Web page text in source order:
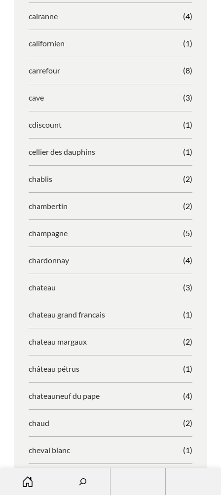
cairanne (4)
californien (1)
carrefour (8)
cave (3)
cdiscount (1)
cellier des dauphins (1)
chablis (2)
chambertin (2)
champagne (5)
chardonnay (4)
chateau (3)
chateau grand francais (1)
chateau margaux (2)
château pétrus (1)
chateauneuf du pape (4)
chaud (2)
cheval blanc (1)
chianti